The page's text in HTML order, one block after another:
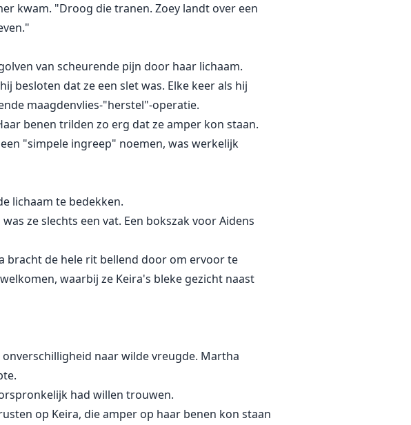
kwam. "Droog die tranen. Zoey landt over een
van scheurende pijn door haar lichaam.
besloten dat ze een slet was. Elke keer als hij
maagdenvlies-"herstel"-operatie.
benen trilden zo erg dat ze amper kon staan.
"simpele ingreep" noemen, was werkelijk
lichaam te bedekken.
ze slechts een vat. Een bokszak voor Aidens
bracht de hele rit bellend door om ervoor te
waarbij ze Keira's bleke gezicht naast
naar wilde vreugde. Martha
had willen trouwen.
op Keira, die amper op haar benen kon staan